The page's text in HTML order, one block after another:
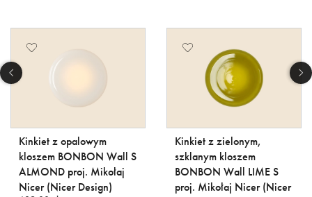
Kinkiet z opalowym
kloszem BONBON Wall S
ALMOND proj. Mikołaj
Nicer (Nicer Design)
Kinkiet z zielonym,
szklanym kloszem
BONBON Wall LIME S
proj. Mikołaj Nicer (Nicer